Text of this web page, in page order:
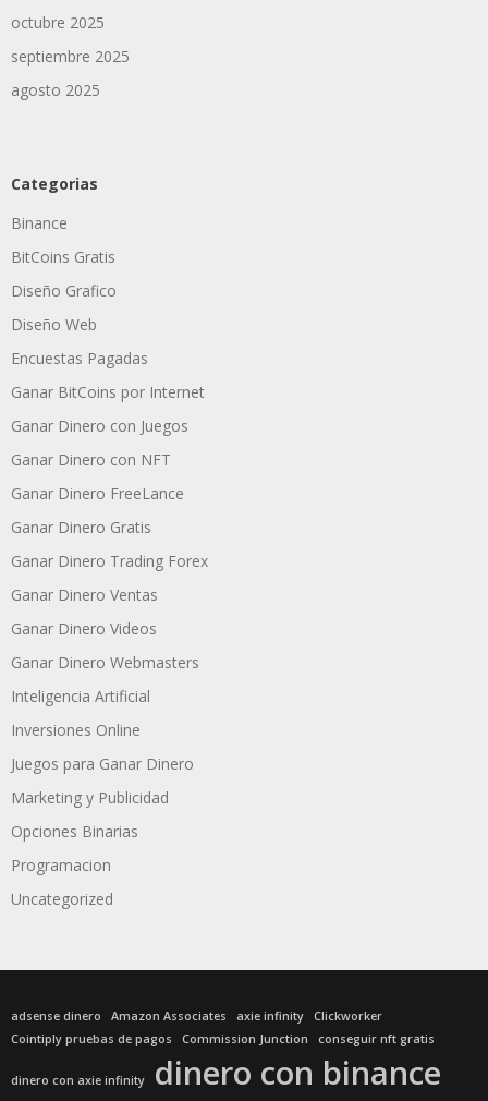
octubre 2025
septiembre 2025
agosto 2025
Categorias
Binance
BitCoins Gratis
Diseño Grafico
Diseño Web
Encuestas Pagadas
Ganar BitCoins por Internet
Ganar Dinero con Juegos
Ganar Dinero con NFT
Ganar Dinero FreeLance
Ganar Dinero Gratis
Ganar Dinero Trading Forex
Ganar Dinero Ventas
Ganar Dinero Videos
Ganar Dinero Webmasters
Inteligencia Artificial
Inversiones Online
Juegos para Ganar Dinero
Marketing y Publicidad
Opciones Binarias
Programacion
Uncategorized
adsense dinero Amazon Associates axie infinity
Clickworker
Cointiply pruebas de pagos
Commission Junction conseguir nft gratis
dinero con axie infinity dinero con binance